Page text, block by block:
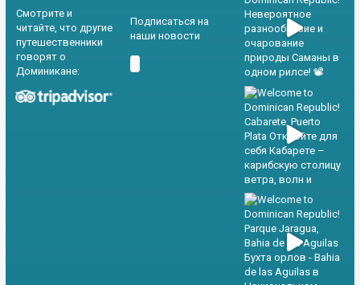
Смотрите и
читайте, что другие
путешественники
говорят о
Доминикане:
Подписаться на
наши новости